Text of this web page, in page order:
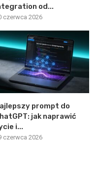
od...
czerwca 2026
prompt do
jak naprawić
i...
czerwca 2026